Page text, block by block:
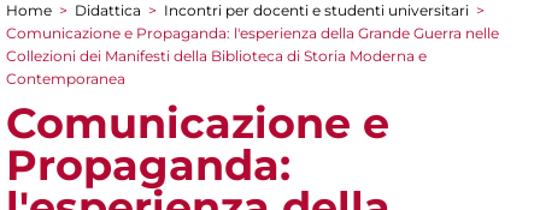
Tu sei qui
Home > Didattica > Incontri per docenti e studenti universitari >
Comunicazione e Propaganda: l'esperienza della Grande Guerra nelle
Collezioni dei Manifesti della Biblioteca di Storia Moderna e
Contemporanea
Comunicazione e
Propaganda: